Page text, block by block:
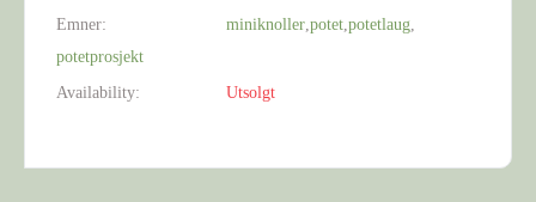
Emner:
miniknoller,potet,potetlaug,
potetprosjekt
Availability:
Utsolgt